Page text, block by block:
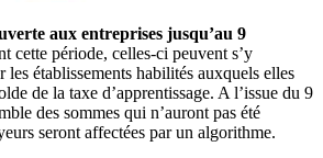
aux entreprises jusqu’au 9
cette période, celles-ci peuvent s’y
les établissements habilités auxquels elles
de la taxe d’apprentissage. A l’issue du 9
des sommes qui n’auront pas été
seront affectées par un algorithme.